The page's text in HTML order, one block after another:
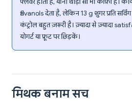
flavanols देता है, लेकिन 13 g शुगर प्रति
कंट्रोल बहुत ज़रूरी है। ज़्यादा से ज़्यादा
योगर्ट या फ्रूट पर छिड़कें।
मिथक बनाम सच